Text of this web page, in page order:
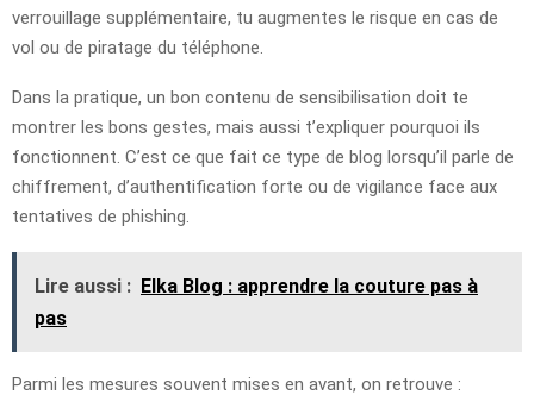
verrouillage supplémentaire, tu augmentes le risque en cas de
vol ou de piratage du téléphone.
Dans la pratique, un bon contenu de sensibilisation doit te
montrer les bons gestes, mais aussi t’expliquer pourquoi ils
fonctionnent. C’est ce que fait ce type de blog lorsqu’il parle de
chiffrement, d’authentification forte ou de vigilance face aux
tentatives de phishing.
Lire aussi : Elka Blog : apprendre la couture pas à
pas
Parmi les mesures souvent mises en avant, on retrouve :